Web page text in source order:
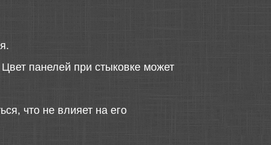
панелей при стыковке может
что не влияет на его